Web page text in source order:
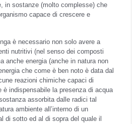
in sostanze (molto complesse) che
capace di crescere e
è necessario non solo avere a
nutritivi (nel senso dei composti
anche energia (anche in natura non
che come è ben noto è data dal
reazioni chimiche capaci di
è indispensabile la presenza di acqua
assorbita dalle radici tal
ambiente all’interno di un
di sotto ed al di sopra del quale il